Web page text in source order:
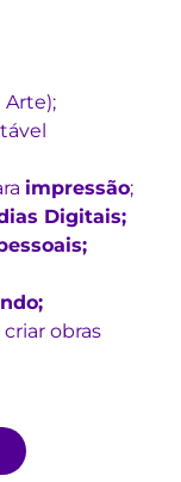
Arte);
impressão;
Digitais;
obras